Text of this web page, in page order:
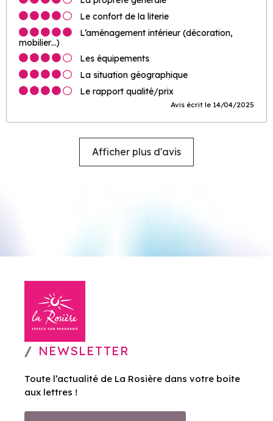
Le confort de la literie
L’aménagement intérieur (décoration,
mobilier…)
Les équipements
La situation géographique
Le rapport qualité/prix
Avis écrit le 14/04/2025
Afficher plus d'avis
NEWSLETTER
Toute l’actualité de La Rosière dans votre boite
aux lettres !